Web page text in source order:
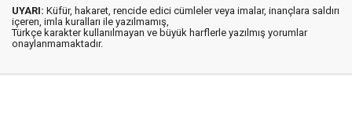
UYARI: Küfür, hakaret, rencide edici cümleler veya imalar, inançlara saldırı
içeren, imla kuralları ile yazılmamış,
Türkçe karakter kullanılmayan ve büyük harflerle yazılmış yorumlar
onaylanmamaktadır.